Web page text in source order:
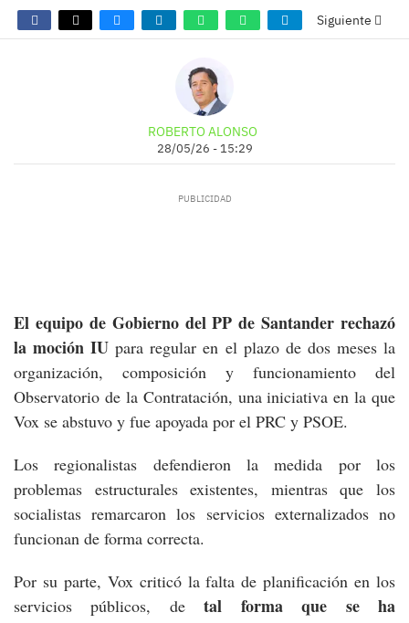
Siguiente
ROBERTO ALONSO
28/05/26 - 15:29
El equipo de Gobierno del PP de Santander rechazó
la moción IU para regular en el plazo de dos meses la
organización, composición y funcionamiento del
Observatorio de la Contratación, una iniciativa en la que
Vox se abstuvo y fue apoyada por el PRC y PSOE.
Los regionalistas defendieron la medida por los
problemas estructurales existentes, mientras que los
socialistas remarcaron los servicios externalizados no
funcionan de forma correcta.
Por su parte, Vox criticó la falta de planificación en los
servicios públicos, detal forma que se ha